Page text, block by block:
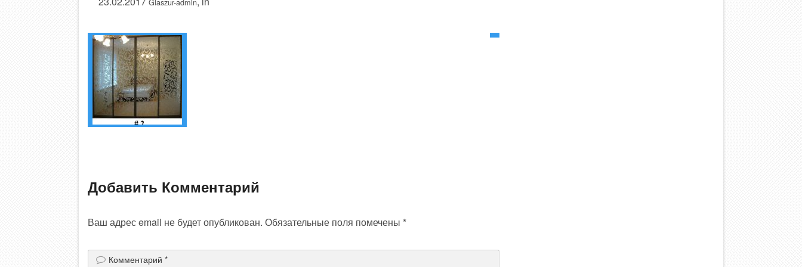
Glaszur-admin
Добавить Комментарий
Ваш адрес email не будет опубликован. Обязательные поля помечены *
Комментарий *